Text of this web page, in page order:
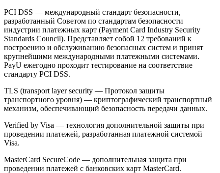
PCI DSS — международный стандарт безопасности,
разработанный Советом по стандартам безопасности
индустрии платежных карт (Payment Card Industry Security
Standards Council). Представляет собой 12 требований к
построению и обслуживанию безопасных систем и принят
крупнейшими международными платежными системами.
PayU ежегодно проходит тестирование на соответствие
стандарту PCI DSS.
TLS (transport layer security — Протокол защиты
транспортного уровня) — криптографический транспортный
механизм, обеспечивающий безопасность передачи данных.
Verified by Visa — технология дополнительной защиты при
проведении платежей, разработанная платежной системой
Visa.
MasterCard SecureCode — дополнительная защита при
проведении платежей с банковских карт MasterCard.